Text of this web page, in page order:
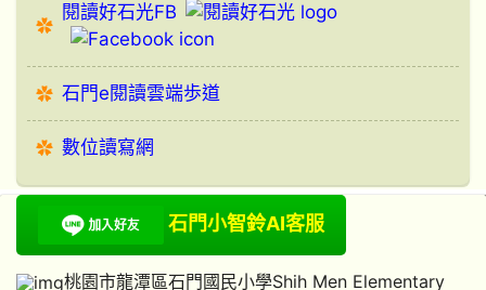
閱讀好石光FB
石門e閱讀雲端歩道
數位讀寫網
石門小智鈴AI客服
桃園市龍潭區石門國民小學Shih Men Elementary